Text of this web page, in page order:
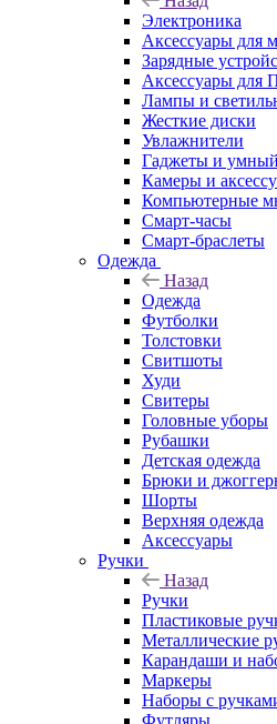
Электроника
Аксессуары для
Зарядные
Аксессуары для
Лампы и
Жесткие диски
Увлажнители
Гаджеты и
Камеры и
Компьютерные
Смарт-часы
Смарт-браслеты
Одежда
Назад
Одежда
Футболки
Толстовки
Свитшоты
Худи
Свитеры
Головные уборы
Рубашки
Детская одежда
Брюки и
Шорты
Верхняя одежда
Аксессуары
Ручки
Назад
Ручки
Пластиковые
Металлические
Карандаши и
Маркеры
Наборы с
Футляры